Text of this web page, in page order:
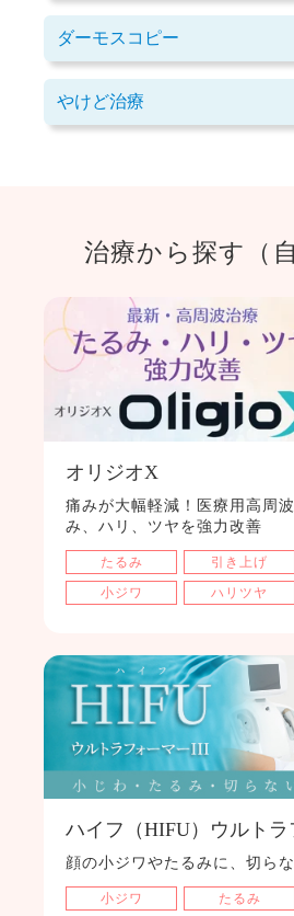
ダーモスコピー
やけど治療
治療から探す（
オリジオX
痛みが大幅軽減！医療用高周
み、ハリ、ツヤを強力改善
たるみ 引き上げ
小ジワ
ハリツヤ
ハイフ（HIFU）ウルト
顔の小ジワやたるみに、切ら
小ジワ たるみ